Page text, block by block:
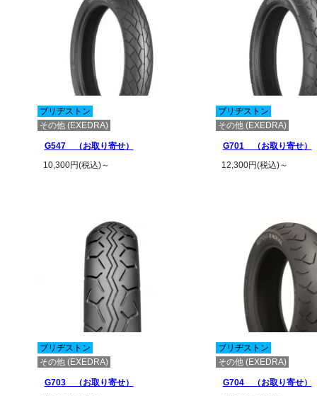
ブリヂストン
その他 (EXEDRA)
G547 （お取り寄せ）
10,300円(税込)～
ブリヂストン
その他 (EXEDRA)
G701 （お取り寄せ）
12,300円(税込)～
ブリヂストン
その他 (EXEDRA)
G703 （お取り寄せ）
ブリヂストン
その他 (EXEDRA)
G704 （お取り寄せ）